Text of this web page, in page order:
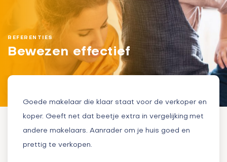
REFERENTIES
Bewezen effectief
Goede makelaar die klaar staat voor de verkoper en
koper. Geeft net dat beetje extra in vergelijking met
andere makelaars. Aanrader om je huis goed en
prettig te verkopen.